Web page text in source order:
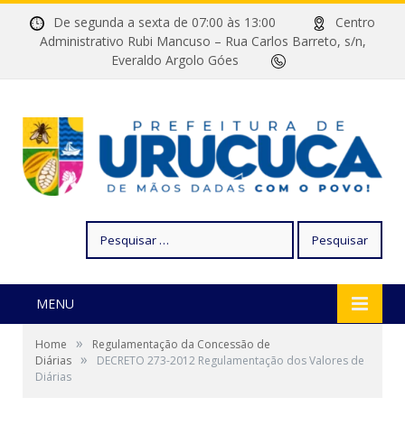
De segunda a sexta de 07:00 às 13:00
Centro
Administrativo Rubi Mancuso – Rua Carlos Barreto, s/n,
Everaldo Argolo Góes
por:
MENU
Home »
Regulamentação da Concessão de
Diárias »
DECRETO 273-2012 Regulamentação dos Valores de
Diárias